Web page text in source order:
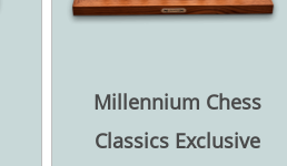
Millennium Chess
Classics Exclusive